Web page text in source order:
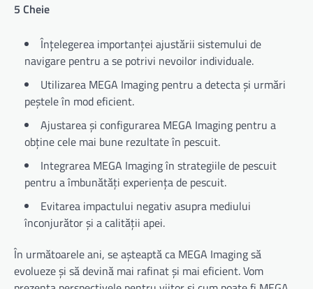
5 Cheie
Înțelegerea importanței ajustării sistemului de
navigare pentru a se potrivi nevoilor individuale.
Utilizarea MEGA Imaging pentru a detecta și urmări
peștele în mod eficient.
Ajustarea și configurarea MEGA Imaging pentru a
obține cele mai bune rezultate în pescuit.
Integrarea MEGA Imaging în strategiile de pescuit
pentru a îmbunătăți experiența de pescuit.
Evitarea impactului negativ asupra mediului
înconjurător și a calității apei.
În următoarele ani, se așteaptă ca MEGA Imaging să
evolueze și să devină mai rafinat și mai eficient. Vom